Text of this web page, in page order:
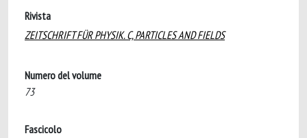
Rivista
ZEITSCHRIFT FÜR PHYSIK. C, PARTICLES AND FIELDS
Numero del volume
73
Fascicolo